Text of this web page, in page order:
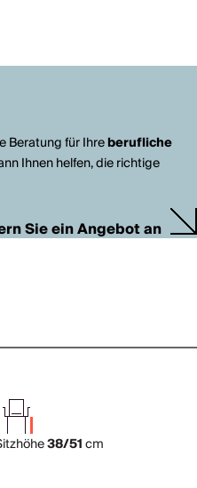
Beratung für Ihreberufliche
Ihnen helfen, die richtige
Sie ein Angebot an
38/51cm